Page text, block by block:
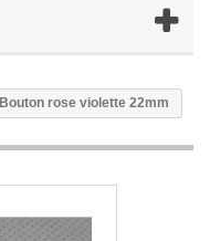
Bouton rose violette 22mm